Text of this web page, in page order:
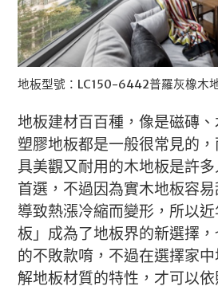
地板型號：LC150-6442普羅灰橡木
地板建材百百種，像是磁磚、
塑膠地板都是一般很常見的
具美觀又耐用的木地板是許
首選，不過因為實木地板容
導致熱漲冷縮而變形，所以
板」成為了地板界的新選擇
的不敗款唷，不過在選擇家
解地板材質的特性，才可以